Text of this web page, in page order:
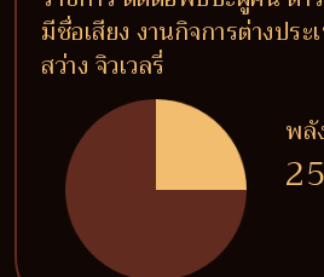
มีชื่อเสียง งานกิจการต่างปร
สว่าง จิวเวลรี่
พลั